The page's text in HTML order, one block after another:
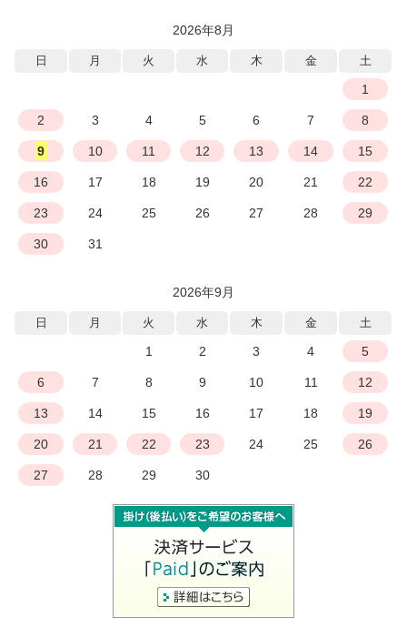
2026年8月
日 月 火 水 木 金 土
1
2 3 4 5 6 7 8
9 10 11 12 13 14 15
16 17 18 19 20 21 22
23 24 25 26 27 28 29
30 31
2026年9月
日 月 火 水 木 金 土
1 2 3 4 5
6 7 8 9 10 11 12
13 14 15 16 17 18 19
20 21 22 23 24 25 26
27 28 29 30